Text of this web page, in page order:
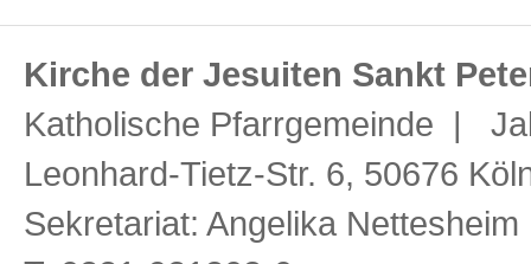
Kirche der Jesuiten Sankt
Katholische Pfarrgemeinde |
Leonhard-Tietz-Str. 6, 50676
Sekretariat: Angelika